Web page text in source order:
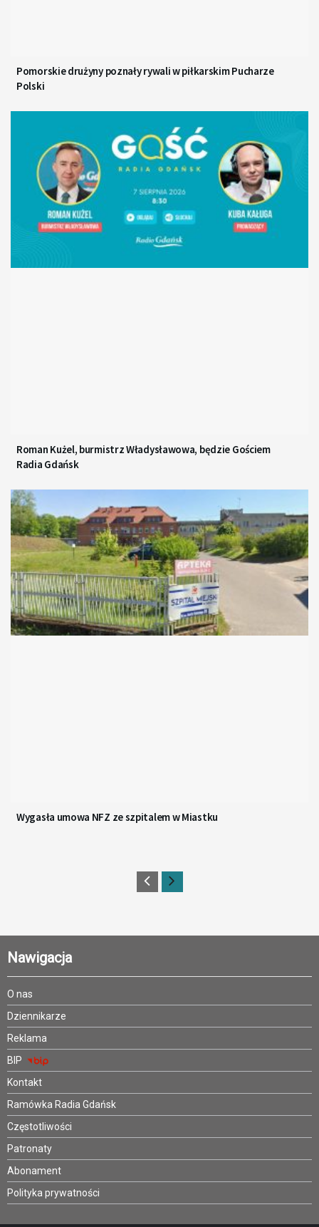
Pomorskie drużyny poznały rywali w piłkarskim Pucharze
Polski
Roman Kużel, burmistrz Władysławowa, będzie Gościem
Radia Gdańsk
Wygasła umowa NFZ ze szpitalem w Miastku
Nawigacja
O nas
Dziennikarze
Reklama
BIP
Kontakt
Ramówka Radia Gdańsk
Częstotliwości
Patronaty
Abonament
Polityka prywatności